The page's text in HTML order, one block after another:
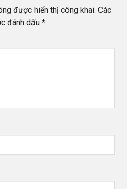
được hiển thị công khai. Các
đánh dấu *